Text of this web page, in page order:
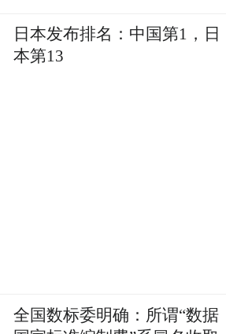
日本发布排名：中国第1，日
本第13
全国数标委明确：所谓“数据